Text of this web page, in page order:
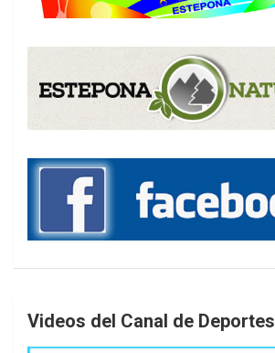
Videos del Canal de Deportes